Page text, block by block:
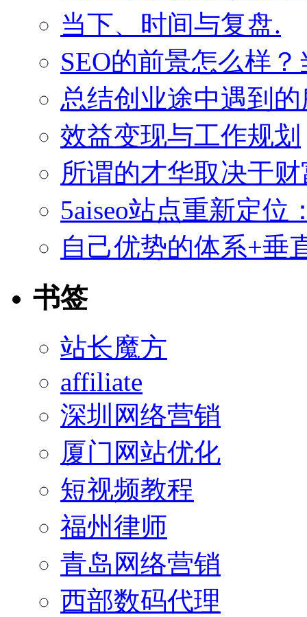
当下、时间与复盘.
SEO的前景怎么样
总结创业途中遇到
效益变现与工作规划
所谓的才华取决于
5aiseo站点重新定位
自己优势的体系+垂
书签
站长魔方
affiliate
深圳网络营销
厦门网站优化
短视频教程
福州律师
青岛网络营销
西部数码代理